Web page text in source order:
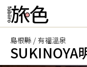
島根縣 / 有福溫泉
SUKINOYA